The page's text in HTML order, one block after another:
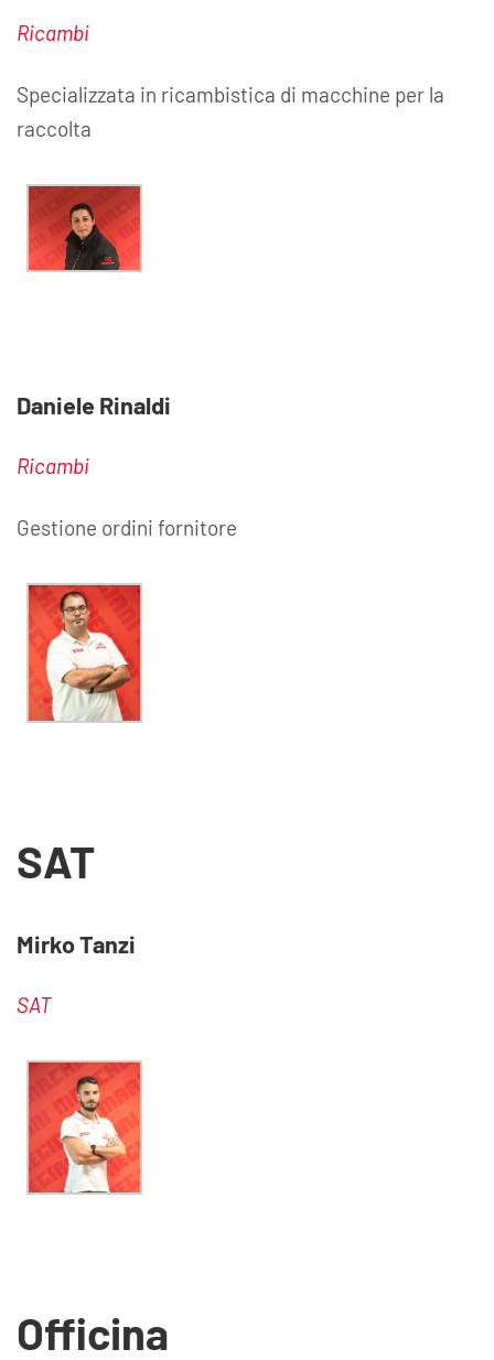
Ricambi
Specializzata in ricambistica di macchine per la
raccolta
Daniele Rinaldi
Ricambi
Gestione ordini fornitore
SAT
Mirko Tanzi
SAT
Officina